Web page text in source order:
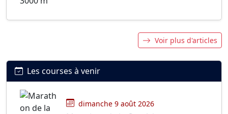
Voir plus d'articles
Les courses à venir
dimanche 9 août 2026